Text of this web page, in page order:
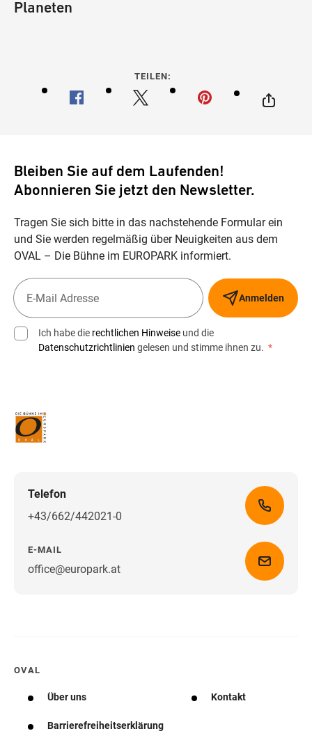
Planeten
TEILEN:
Bleiben Sie auf dem Laufenden!
Abonnieren Sie jetzt den Newsletter.
Tragen Sie sich bitte in das nachstehende Formular ein
und Sie werden regelmäßig über Neuigkeiten aus dem
OVAL – Die Bühne im EUROPARK informiert.
Anmelden
Ich habe die rechtlichen Hinweise und die
Datenschutzrichtlinien gelesen und stimme ihnen zu. *
Telefon
+43/662/442021-0
E-MAIL
office@europark.atWegbeschreibung erhalten
OVAL
Über uns Kontakt
Barrierefreiheitserklärung